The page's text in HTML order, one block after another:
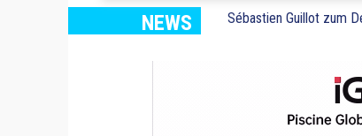
NEWS Sébastien Guillot zum